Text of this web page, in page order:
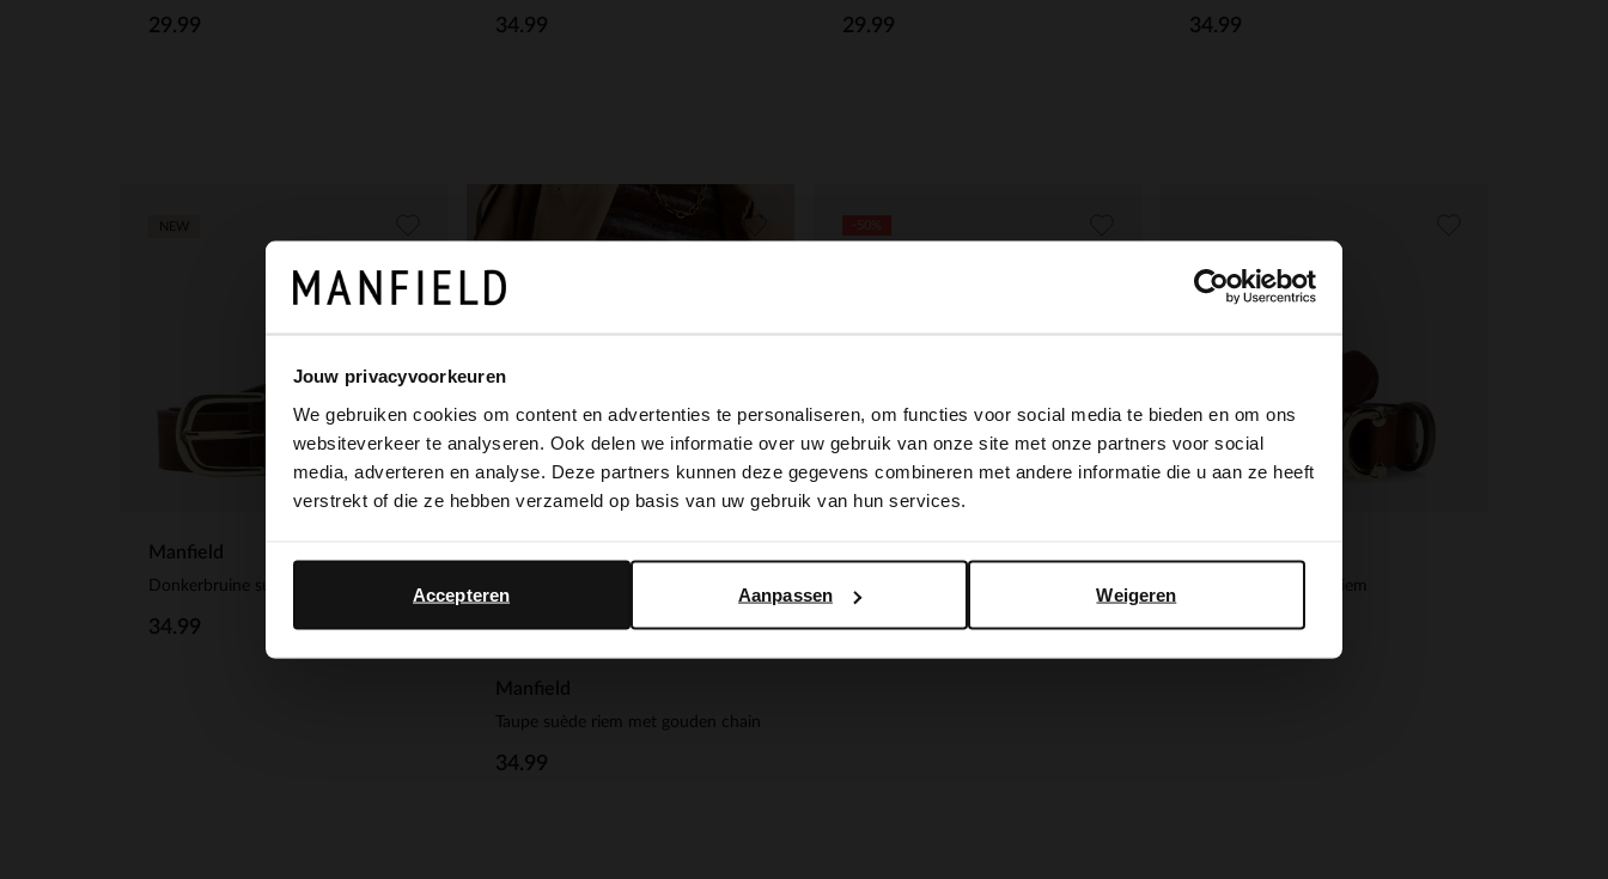
Jouw privacyvoorkeuren
We gebruiken cookies om content en advertenties te personaliseren, om functies voor social media te bieden en om ons
websiteverkeer te analyseren. Ook delen we informatie over uw gebruik van onze site met onze partners voor social
media, adverteren en analyse. Deze partners kunnen deze gegevens combineren met andere informatie die u aan ze heeft
verstrekt of die ze hebben verzameld op basis van uw gebruik van hun services.
Weigeren
Aanpassen
Accepteren
29.99 34.99 29.99 34.99
Manfield
34.99
Manfield
Taupe suède riem met gouden chain
34.99
29.99
15.00
Bruine leren dames riem
29.99
×
It looks like your language isn't Dutch. Would you like to